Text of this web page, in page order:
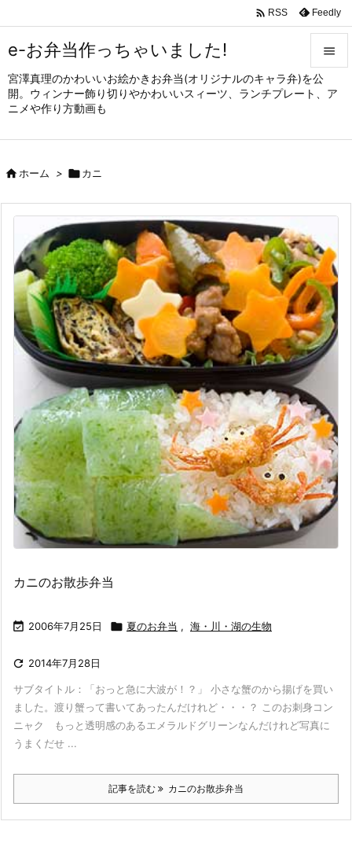
e-お弁当作っちゃいました!
宮澤真理のかわいいお絵かきお弁当(オリジナルのキャラ弁)を公
開。ウィンナー飾り切りやかわいいスィーツ、ランチプレート、ア
ニメや作り方動画も


メニュ
サイド

次へ

検索
 RSS Feedly
ホーム > カニ
カニのお散歩弁当
 2006年7月25日  夏のお弁当 , 海・川・湖の生物
 2014年7月28日
サブタイトル：「おっと急に大波が！？」 小さな蟹のから揚げを買い
ました。渡り蟹って書いてあったんだけれど・・・？ このお刺身コン
ニャク もっと透明感のあるエメラルドグリーンなんだけれど写真に
うまくだせ ...
記事を読む カニのお散歩弁当